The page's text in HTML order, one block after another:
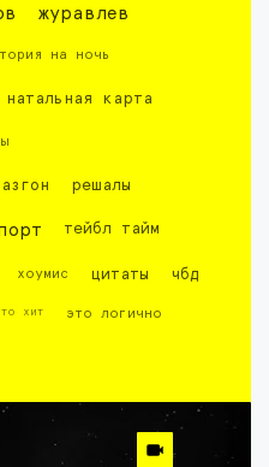
журавлев
на ночь
натальная карта
решалы
тейбл тайм
хоумис цитаты чбд
хит это логично